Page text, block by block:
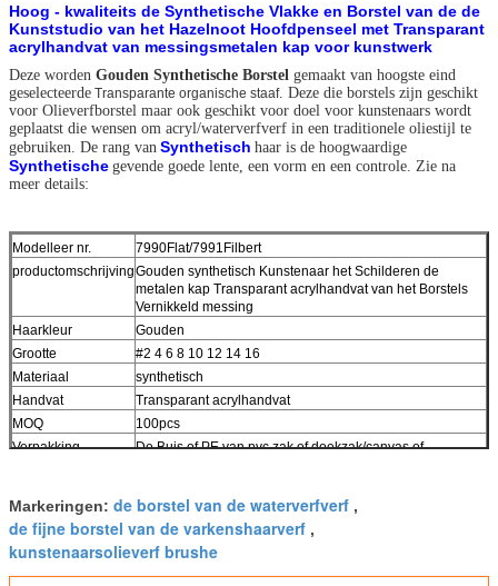
Hoog - kwaliteits de Synthetische Vlakke en Borstel van de de
Kunststudio van het Hazelnoot Hoofdpenseel met Transparant
acrylhandvat van messingsmetalen kap voor kunstwerk
Deze worden Gouden Synthetische Borstel gemaakt van hoogste eind
geselecteerde Transparante organische staaf. Deze die borstels zijn geschikt
voor Olieverfborstel maar ook geschikt voor doel voor kunstenaars wordt
geplaatst die wensen om acryl/waterverfverf in een traditionele oliestijl te
gebruiken. De rang van Synthetisch haar is de hoogwaardige
Synthetische gevende goede lente, een vorm en een controle. Zie na
meer details:
Modelleer nr.
7990Flat/7991Filbert
productomschrijvingGouden synthetisch Kunstenaar het Schilderen de
metalen kap Transparant acrylhandvat van het Borstels
Vernikkeld messing
Haarkleur
Gouden
Grootte
#2 4 6 8 10 12 14 16
Materiaal
synthetisch
Handvat
Transparant acrylhandvat
MOQ
100pcs
Verpakking
De Buis of PE van pvc zak of doekzak/canvas of
Markeringen: de borstel van de waterverfverf ,
de fijne borstel van de varkenshaarverf ,
kunstenaarsolieverf brushe